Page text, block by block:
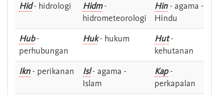
Hid- hidrologi Hidm-
hidrometeorologi
Hin- agama -
Hindu
Hub-
perhubungan
Huk- hukum Hut-
kehutanan
Ikn- perikanan Isl- agama -
Islam
Kap-
perkapalan